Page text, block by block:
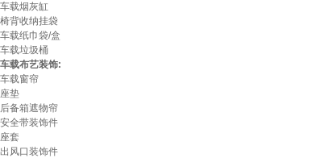
车载烟灰缸
椅背收纳挂袋
车载纸巾袋/盒
车载垃圾桶
车载布艺装饰:
车载窗帘
座垫
后备箱遮物帘
安全带装饰件
座套
出风口装饰件